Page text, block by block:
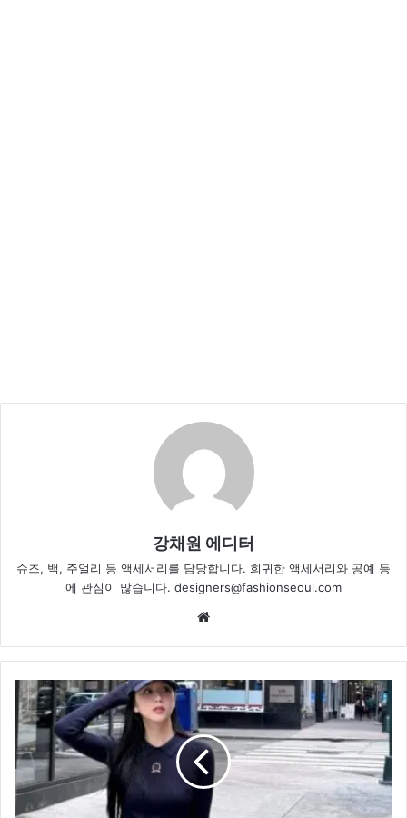
강채원 에디터
슈즈, 백, 주얼리 등 액세서리를 담당합니다. 희귀한 액세서리와 공예 등
에 관심이 많습니다. designers@fashionseoul.com
지
수,
뉴
욕
시
티